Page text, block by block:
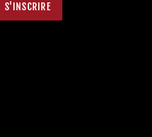
S'INSCRIRE